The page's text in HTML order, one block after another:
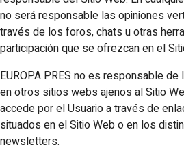
no será responsable las opiniones
través de los foros, chats u otras
participación que se ofrezcan en el
EUROPA PRES no es responsable
en otros sitios webs ajenos al Sitio
accede por el Usuario a través de
situados en el Sitio Web o en los
newsletters.